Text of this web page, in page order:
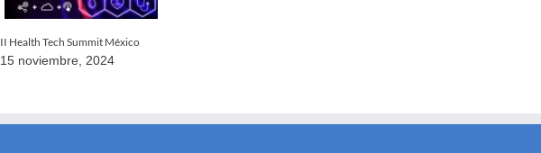
II Health Tech Summit México
15 noviembre, 2024